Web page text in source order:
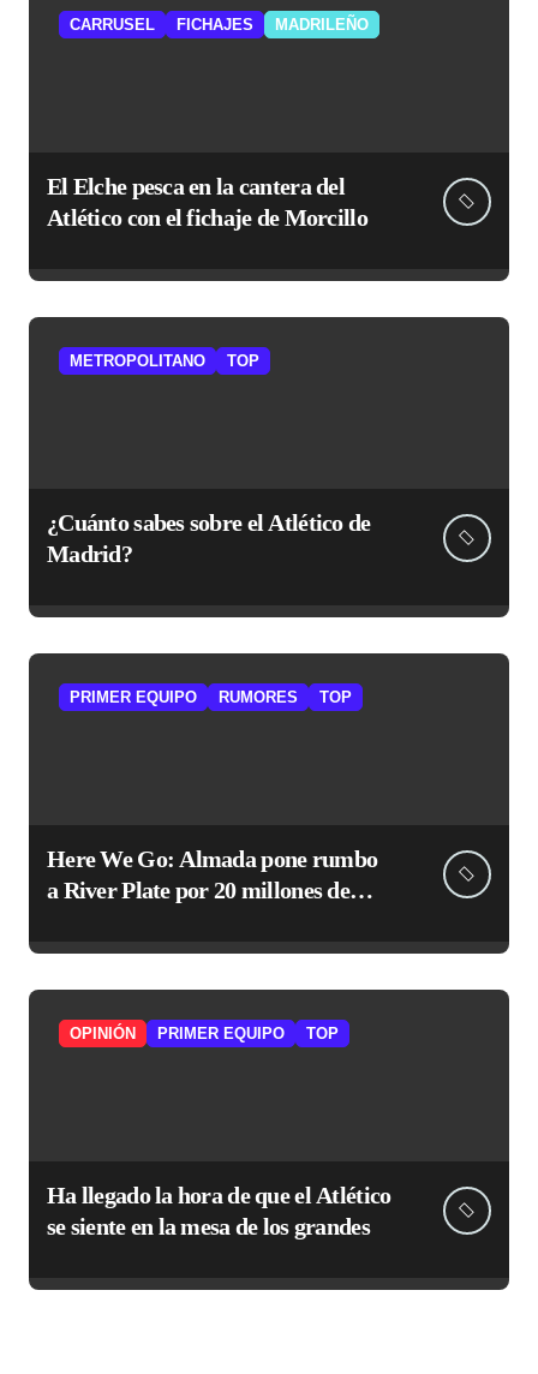
CARRUSEL FICHAJES MADRILEÑO
El Elche pesca en la cantera del
Atlético con el fichaje de Morcillo
METROPOLITANO TOP
¿Cuánto sabes sobre el Atlético de
Madrid?
PRIMER EQUIPO RUMORES TOP
Here We Go: Almada pone rumbo
a River Plate por 20 millones de
OPINIÓN PRIMER EQUIPO TOP
Ha llegado la hora de que el Atlético
se siente en la mesa de los grandes